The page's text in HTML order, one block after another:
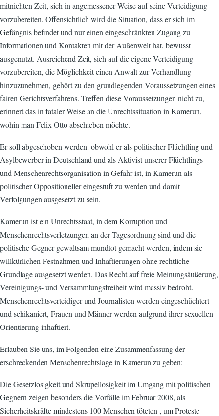
mitnichten Zeit, sich in angemessener Weise auf seine Verteidigung
vorzubereiten. Offensichtlich wird die Situation, dass er sich im
Gefängnis befindet und nur einen eingeschränkten Zugang zu
Informationen und Kontakten mit der Außenwelt hat, bewusst
ausgenutzt. Ausreichend Zeit, sich auf die eigene Verteidigung
vorzubereiten, die Möglichkeit einen Anwalt zur Verhandlung
hinzuzunehmen, gehört zu den grundlegenden Voraussetzungen eines
fairen Gerichtsverfahrens. Treffen diese Voraussetzungen nicht zu,
erinnert das in fataler Weise an die Unrechtssituation in Kamerun,
wohin man Felix Otto abschieben möchte.
Er soll abgeschoben werden, obwohl er als politischer Flüchtling und
Asylbewerber in Deutschland und als Aktivist unserer Flüchtlings-
und Menschenrechtsorganisation in Gefahr ist, in Kamerun als
politischer Oppositioneller eingestuft zu werden und damit
Verfolgungen ausgesetzt zu sein.
Kamerun ist ein Unrechtsstaat, in dem Korruption und
Menschenrechtsverletzungen an der Tagesordnung sind und die
politische Gegner gewaltsam mundtot gemacht werden, indem sie
willkürlichen Festnahmen und Inhaftierungen ohne rechtliche
Grundlage ausgesetzt werden. Das Recht auf freie Meinungsäußerung,
Vereinigungs- und Versammlungsfreiheit wird massiv bedroht.
Menschenrechtsverteidiger und Journalisten werden eingeschüchtert
und schikaniert, Frauen und Männer werden aufgrund ihrer sexuellen
Orientierung inhaftiert.
Erlauben Sie uns, im Folgenden eine Zusammenfassung der
erschreckenden Menschenrechtslage in Kamerun zu geben:
Die Gesetzlosigkeit und Skrupellosigkeit im Umgang mit politischen
Gegnern zeigen besonders die Vorfälle im Februar 2008, als
Sicherheitskräfte mindestens 100 Menschen töteten , um Proteste